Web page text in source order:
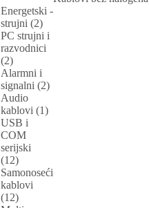
Energetski -
strujni (2)
PC strujni i
razvodnici
(2)
Alarmni i
signalni (2)
Audio
kablovi (1)
USB i
COM
serijski
(12)
Samonoseći
kablovi
(12)